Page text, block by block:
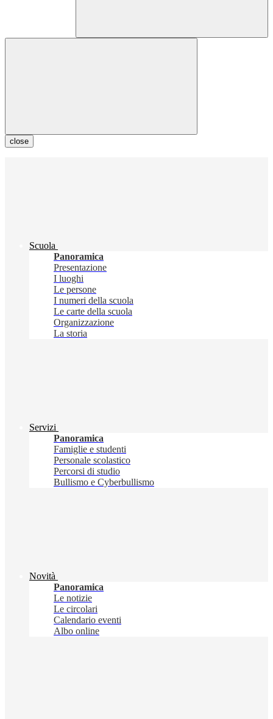
close
Scuola
Panoramica
Presentazione
I luoghi
Le persone
I numeri della scuola
Le carte della scuola
Organizzazione
La storia
Servizi
Panoramica
Famiglie e studenti
Personale scolastico
Percorsi di studio
Bullismo e Cyberbullismo
Novità
Panoramica
Le notizie
Le circolari
Calendario eventi
Albo online